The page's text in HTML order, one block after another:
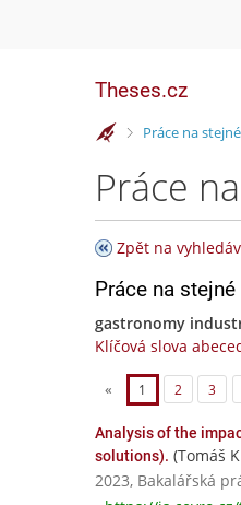
Theses.cz
>Práce na
Práce
Zpět na
Práce na
gastronomy
Klíčová slova
« 1 2 3
Analysis of the
solutions). (Tomáš
2023, Bakalářská